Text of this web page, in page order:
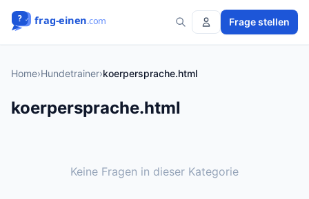
Frage stellen
Home›Hundetrainer›koerpersprache.html
koerpersprache.html
Keine Fragen in dieser Kategorie